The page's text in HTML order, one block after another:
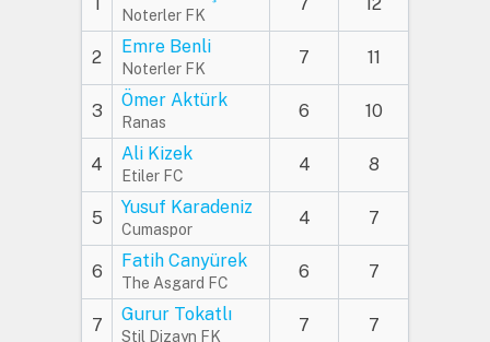
Noterler FK
2
Emre Benli
Noterler FK
7 11
3
Ömer Aktürk
Ranas
6 10
4
Ali Kizek
Etiler FC
4 8
5
Yusuf Karadeniz
Cumaspor
4 7
6
Fatih Canyürek
The Asgard FC
6 7
7
Gurur Tokatlı
Stil Dizayn FK
7 7